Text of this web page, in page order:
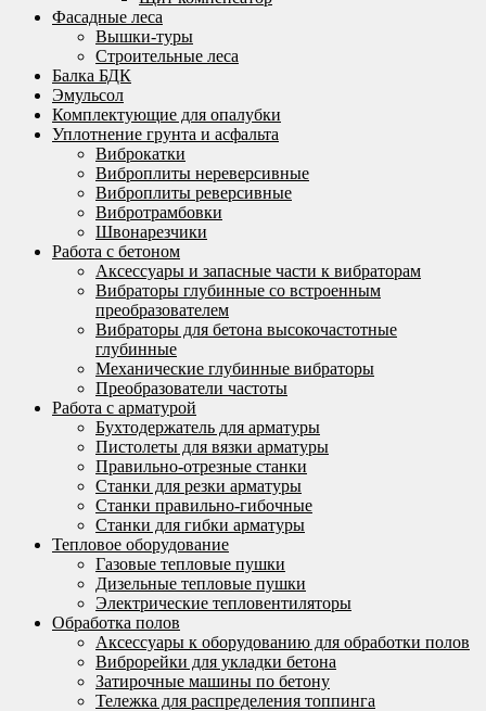
Фасадные леса
Вышки-туры
Строительные леса
Балка БДК
Эмульсол
Комплектующие для опалубки
Уплотнение грунта и асфальта
Виброкатки
Виброплиты нереверсивные
Виброплиты реверсивные
Вибротрамбовки
Швонарезчики
Работа с бетоном
Аксессуары и запасные части к вибраторам
Вибраторы глубинные со встроенным
преобразователем
Вибраторы для бетона высокочастотные
глубинные
Механические глубинные вибраторы
Преобразователи частоты
Работа с арматурой
Бухтодержатель для арматуры
Пистолеты для вязки арматуры
Правильно-отрезные станки
Станки для резки арматуры
Станки правильно-гибочные
Станки для гибки арматуры
Тепловое оборудование
Газовые тепловые пушки
Дизельные тепловые пушки
Электрические тепловентиляторы
Обработка полов
Аксессуары к оборудованию для обработки полов
Виброрейки для укладки бетона
Затирочные машины по бетону
Тележка для распределения топпинга